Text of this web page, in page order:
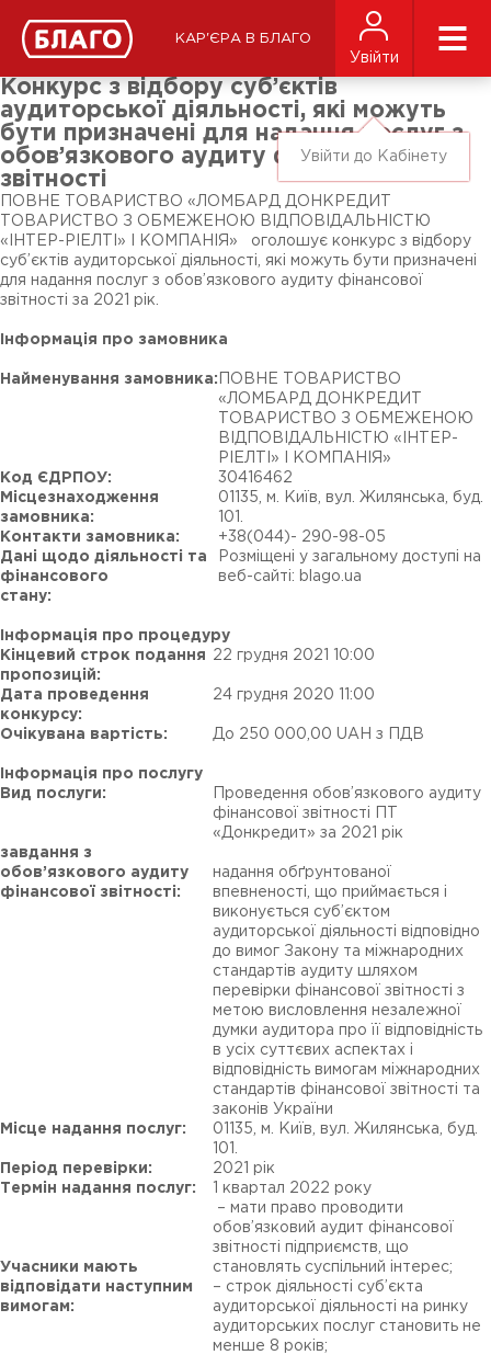
КАР'ЄРА В БЛАГО
Увійти
Увійти до Кабінету
ЗМІ про нас
Підписники соц-мереж
Ярмарки
Конкурс з відбору суб’єктів
аудиторської діяльності, які можуть
бути призначені для надання послуг з
обов’язкового аудиту фінансової
звітності
ПОВНЕ ТОВАРИСТВО «ЛОМБАРД ДОНКРЕДИТ
ТОВАРИСТВО З ОБМЕЖЕНОЮ ВІДПОВІДАЛЬНІСТЮ
«ІНТЕР-РІЕЛТІ» І КОМПАНІЯ» оголошує конкурс з відбору
суб’єктів аудиторської діяльності, які можуть бути призначені
для надання послуг з обов’язкового аудиту фінансової
звітності за 2021 рік.
Інформація про замовника
Найменування замовника: ПОВНЕ ТОВАРИСТВО
«ЛОМБАРД ДОНКРЕДИТ
ТОВАРИСТВО З ОБМЕЖЕНОЮ
ВІДПОВІДАЛЬНІСТЮ «ІНТЕР-
РІЕЛТІ» І КОМПАНІЯ»
Код ЄДРПОУ:
30416462
Місцезнаходження
замовника:
01135, м. Київ, вул. Жилянська, буд.
101.
Контакти замовника:
+38(044)- 290-98-05
Дані щодо діяльності та
фінансового
стану:
Розміщені у загальному доступі на
веб-сайті: blago.ua
Інформація про процедуру
Кінцевий строк подання
пропозицій:
22 грудня 2021 10:00
Дата проведення
конкурсу:
24 грудня 2020 11:00
Очікувана вартість: До 250 000,00 UAH з ПДВ
Інформація про послугу
Вид послуги:
Проведення обов’язкового аудиту
фінансової звітності ПТ
«Донкредит» за 2021 рік
завдання з
обов’язкового аудиту
фінансової звітності:
надання обґрунтованої
впевненості, що приймається і
виконується суб’єктом
аудиторської діяльності відповідно
до вимог Закону та міжнародних
стандартів аудиту шляхом
перевірки фінансової звітності з
метою висловлення незалежної
думки аудитора про її відповідність
в усіх суттєвих аспектах і
відповідність вимогам міжнародних
стандартів фінансової звітності та
законів України
Місце надання послуг:
01135, м. Київ, вул. Жилянська, буд.
101.
Період перевірки:
2021 рік
Термін надання послуг:
1 квартал 2022 року
Учасники мають
відповідати наступним
вимогам:
– мати право проводити
обов’язковий аудит фінансової
звітності підприємств, що
становлять суспільний інтерес;
– строк діяльності суб’єкта
аудиторської діяльності на ринку
аудиторських послуг становить не
менше 8 років;